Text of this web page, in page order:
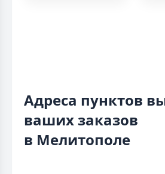
Адреса пунктов
ваших заказов
в Мелитополе